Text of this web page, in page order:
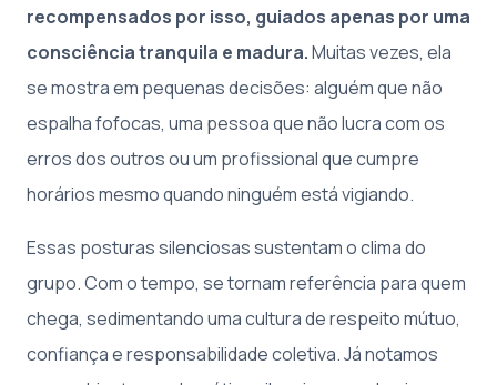
recompensados por isso, guiados apenas por uma
consciência tranquila e madura.Muitas vezes, ela
se mostra em pequenas decisões: alguém que não
espalha fofocas, uma pessoa que não lucra com os
erros dos outros ou um profissional que cumpre
horários mesmo quando ninguém está vigiando.
Essas posturas silenciosas sustentam o clima do
grupo. Com o tempo, se tornam referência para quem
chega, sedimentando uma cultura de respeito mútuo,
confiança e responsabilidade coletiva. Já notamos